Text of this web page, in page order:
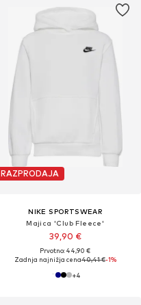
RAZPRODAJA
NIKE SPORTSWEAR
Majica 'Club Fleece'
39,90 €
Prvotno: 44,90 €
Zadnja najnižja cena40,41 €-1%
+4